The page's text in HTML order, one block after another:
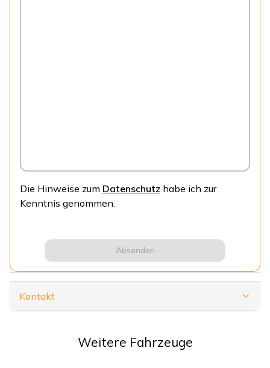
Die Hinweise zum Datenschutz habe ich zur
Kenntnis genommen.
Absenden
Kontakt
Weitere Fahrzeuge